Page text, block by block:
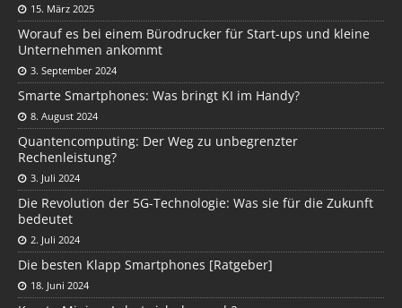
15. März 2025
Worauf es bei einem Bürodrucker für Start-ups und kleine
Unternehmen ankommt
3. September 2024
Smarte Smartphones: Was bringt KI im Handy?
8. August 2024
Quantencomputing: Der Weg zu unbegrenzter
Rechenleistung?
3. Juli 2024
Die Revolution der 5G-Technologie: Was sie für die Zukunft
bedeutet
2. Juli 2024
Die besten Klapp Smartphones [Ratgeber]
18. Juni 2024